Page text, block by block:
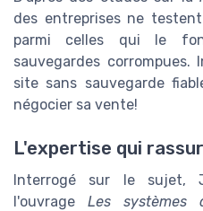
des entreprises ne
parmi celles qui le
sauvegardes
site sans sauvegarde
négocier sa vente!
L'expertise qui
Interrogé sur le sujet,
l'ouvrage Les systèmes